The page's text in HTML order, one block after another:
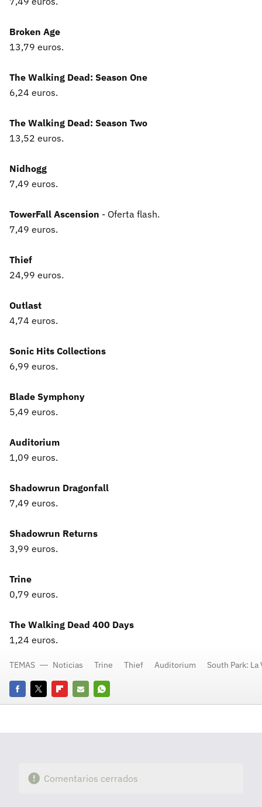
Broken Age
13,79 euros.
The Walking Dead: Season One
6,24 euros.
The Walking Dead: Season Two
13,52 euros.
Nidhogg
7,49 euros.
TowerFall Ascension - Oferta flash.
7,49 euros.
Thief
24,99 euros.
Outlast
4,74 euros.
Sonic Hits Collections
6,99 euros.
Blade Symphony
5,49 euros.
Auditorium
1,09 euros.
Shadowrun Dragonfall
7,49 euros.
Shadowrun Returns
3,99 euros.
Trine
0,79 euros.
The Walking Dead 400 Days
1,24 euros.
FacebookTwitterFlipboard
E-
Whatsapp
TEMAS Noticias Trine Thief Auditorium South Park: La
Comentarios cerrados